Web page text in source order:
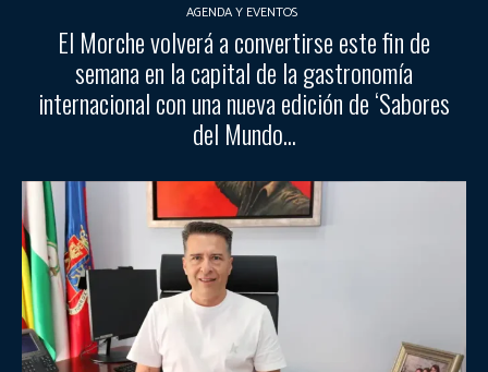
AGENDA Y EVENTOS
El Morche volverá a convertirse este fin de
semana en la capital de la gastronomía
internacional con una nueva edición de ‘Sabores
del Mundo...